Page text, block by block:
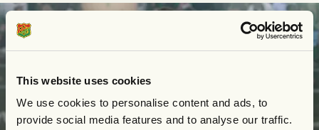
This website uses cookies
We use cookies to personalise content and ads, to
provide social media features and to analyse our traffic.